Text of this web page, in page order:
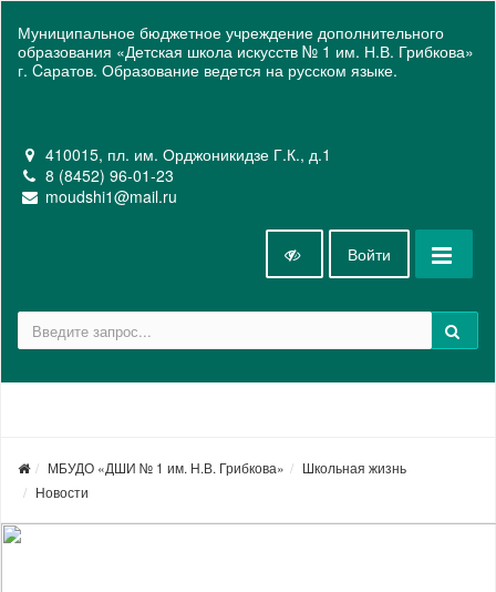
Муниципальное бюджетное учреждение дополнительного
образования «Детская школа искусств № 1 им. Н.В. Грибкова»
г. Cаратов. Образование ведется на русском языке.
410015, пл. им. Орджоникидзе Г.К., д.1
8 (8452) 96-01-23
moudshi1@mail.ru
Войти
МБУДО «ДШИ № 1 им. Н.В. Грибкова»
Школьная жизнь
Новости